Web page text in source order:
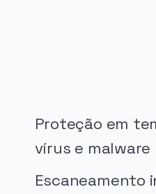
Proteção em
vírus e malware
Escaneamento